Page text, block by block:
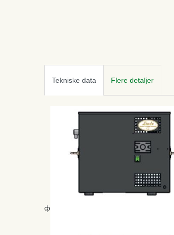
Tekniske data Flere detaljer
ф